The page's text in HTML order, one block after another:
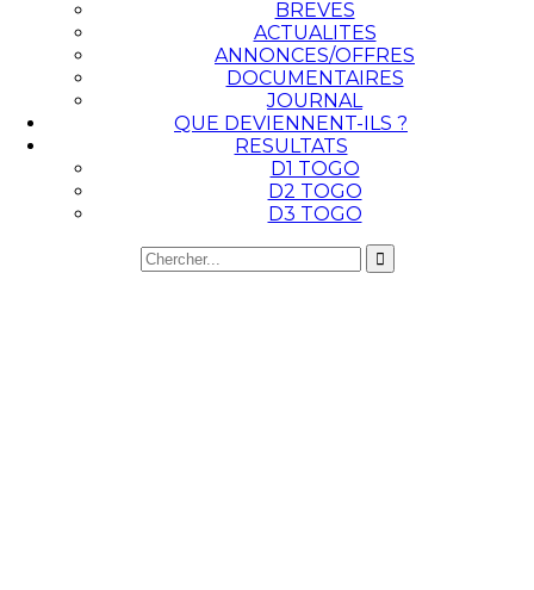
BREVES
ACTUALITES
ANNONCES/OFFRES
DOCUMENTAIRES
JOURNAL
QUE DEVIENNENT-ILS ?
RESULTATS
D1 TOGO
D2 TOGO
D3 TOGO